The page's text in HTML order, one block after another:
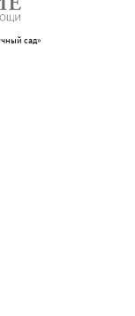
сад»